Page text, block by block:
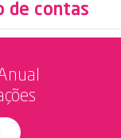
de contas